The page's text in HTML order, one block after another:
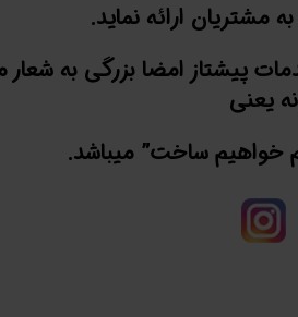
مشتریان ارائه نماید.
پیشتاز امضا بزرگی به شعار
یعنی
خواهیم ساخت” میباشد.